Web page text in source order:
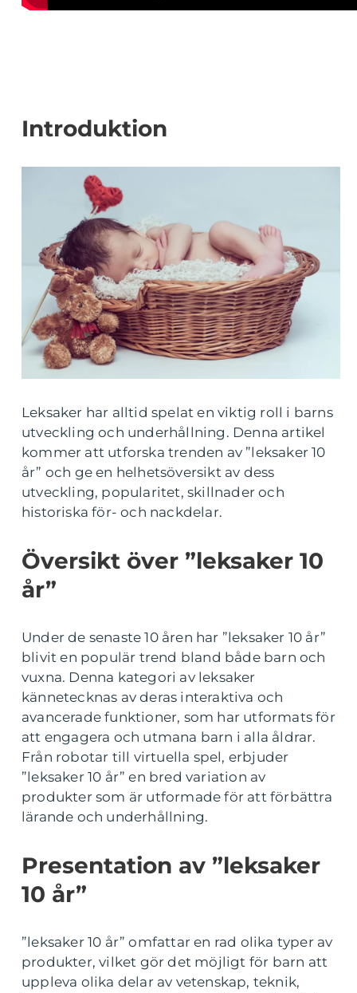
Introduktion
Leksaker har alltid spelat en viktig roll i barns
utveckling och underhållning. Denna artikel
kommer att utforska trenden av ”leksaker 10
år” och ge en helhetsöversikt av dess
utveckling, popularitet, skillnader och
historiska för- och nackdelar.
Översikt över ”leksaker 10
år”
Under de senaste 10 åren har ”leksaker 10 år”
blivit en populär trend bland både barn och
vuxna. Denna kategori av leksaker
kännetecknas av deras interaktiva och
avancerade funktioner, som har utformats för
att engagera och utmana barn i alla åldrar.
Från robotar till virtuella spel, erbjuder
”leksaker 10 år” en bred variation av
produkter som är utformade för att förbättra
lärande och underhållning.
Presentation av ”leksaker
10 år”
”leksaker 10 år” omfattar en rad olika typer av
produkter, vilket gör det möjligt för barn att
uppleva olika delar av vetenskap, teknik,